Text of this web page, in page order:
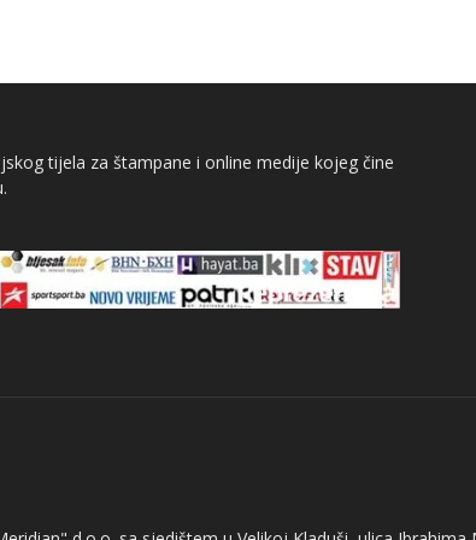
tijela za štampane i online medije kojeg čine